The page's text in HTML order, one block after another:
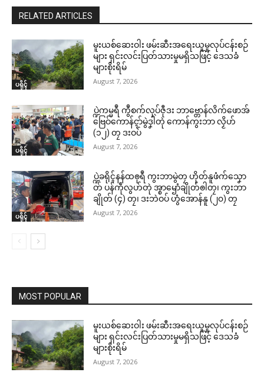
RELATED ARTICLES
ပရိုၚ်
မူးယစ်ဆေးဝါး ဖမ်းဆီးအရေးယူမှုလုပ်ငန်းစဉ်
များ ရှင်းလင်းပြတ်သားမှုမရှိသဖြင့် ဒေသခံ
များစိုးရိမ်
August 7, 2026
ပရိုၚ်
ပ္ဍဲကမ္မရဳ ကွဳစက်လုပ်ဇီုဒး ဘာဗ္တောန်လိက်ဖောအ်
ဗြေဝ်ကောန်ၚာ်မွဲဒၞါဲတုဲ ကောန်ကွးဘာ လၟိဟ်
(၁၂) တၠ ဒးဝပ်
August 7, 2026
ပရိုၚ်
ပ္ဍဲခရိုၚ်နန်ထၜုရဳ ကွးဘာမွဲတၠ ဟိုတ်နူဖံက်သၞော
တ် ပန်ကဵုလွဟ်တုဲ အ္စာၝောံချိုတ်ၜါတၠ၊ ကွးဘာ
ချိုတ် (၄) တၠ၊ ဒးဘဲဝပ် ဟွံအောန်နူ (၂၀) တၠ
August 7, 2026
MOST POPULAR
မူးယစ်ဆေးဝါး ဖမ်းဆီးအရေးယူမှုလုပ်ငန်းစဉ်
များ ရှင်းလင်းပြတ်သားမှုမရှိသဖြင့် ဒေသခံ
များစိုးရိမ်
August 7, 2026